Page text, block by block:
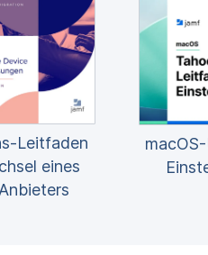
Leitfaden
eines